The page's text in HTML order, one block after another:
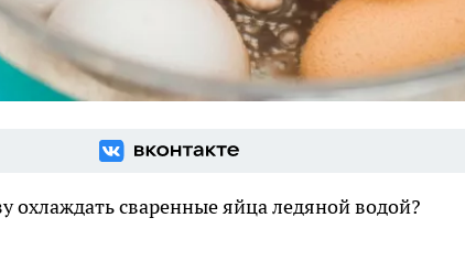
охлаждать сваренные яйца ледяной водой?